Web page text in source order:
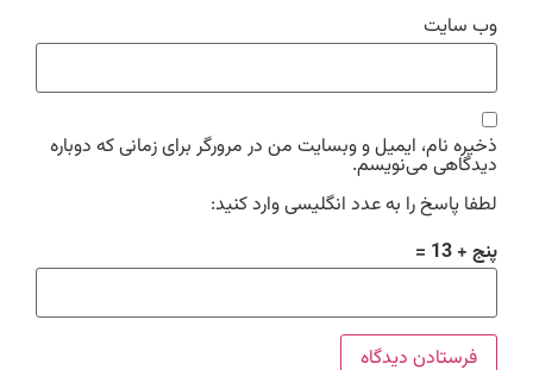
وب‌ سایت
ذخیره نام، ایمیل و وبسایت من در مرورگر برای زمانی که دوباره
دیدگاهی می‌نویسم.
لطفا پاسخ را به عدد انگلیسی وارد کنید:
پنج + 13 =